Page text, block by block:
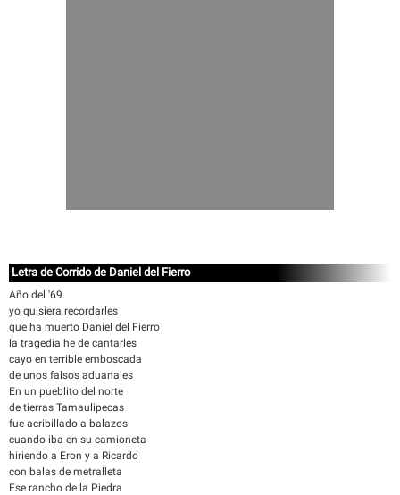
Letra de Corrido de Daniel del Fierro
Año del '69
yo quisiera recordarles
que ha muerto Daniel del Fierro
la tragedia he de cantarles
cayo en terrible emboscada
de unos falsos aduanales
En un pueblito del norte
de tierras Tamaulipecas
fue acribillado a balazos
cuando iba en su camioneta
hiriendo a Eron y a Ricardo
con balas de metralleta
Ese rancho de la Piedra